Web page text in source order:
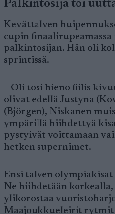
Palkintosija toi
Kevättalven
cupin finaalirupeamassa
palkintosijan. Hän oli
sprintissä.
– Oli tosi hieno fiilis
olivat edellä Justyna
(Björgen), Niskanen
ympärillä hiihdettyä
pystyivät voittamaan
hetken supernimet.
Ensi talven olympiakisat
Ne hiihdetään
ylikorostaa
Maajoukkueleirit